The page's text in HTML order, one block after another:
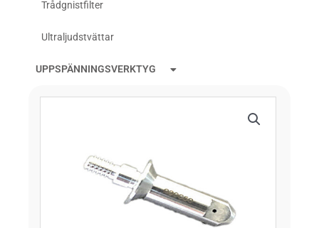
Trådgnistfilter
Ultraljudstvättar
UPPSPÄNNINGSVERKTYG